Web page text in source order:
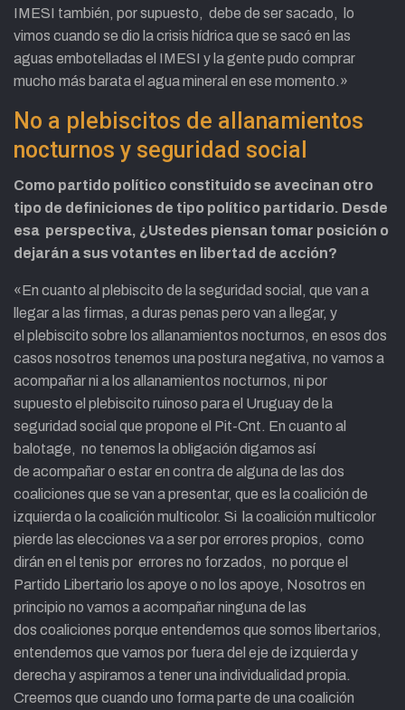
IMESI también, por supuesto, debe de ser sacado, lo
vimos cuando se dio la crisis hídrica que se sacó en las
aguas embotelladas el IMESI y la gente pudo comprar
mucho más barata el agua mineral en ese momento.»
No a plebiscitos de allanamientos
nocturnos y seguridad social
Como partido político constituido se avecinan otro
tipo de definiciones de tipo político partidario. Desde
esa perspectiva, ¿Ustedes piensan tomar posición o
dejarán a sus votantes en libertad de acción?
«En cuanto al plebiscito de la seguridad social, que van a
llegar a las firmas, a duras penas pero van a llegar, y
el plebiscito sobre los allanamientos nocturnos, en esos dos
casos nosotros tenemos una postura negativa, no vamos a
acompañar ni a los allanamientos nocturnos, ni por
supuesto el plebiscito ruinoso para el Uruguay de la
seguridad social que propone el Pit-Cnt. En cuanto al
balotage, no tenemos la obligación digamos así
de acompañar o estar en contra de alguna de las dos
coaliciones que se van a presentar, que es la coalición de
izquierda o la coalición multicolor. Si la coalición multicolor
pierde las elecciones va a ser por errores propios, como
dirán en el tenis por errores no forzados, no porque el
Partido Libertario los apoye o no los apoye, Nosotros en
principio no vamos a acompañar ninguna de las
dos coaliciones porque entendemos que somos libertarios,
entendemos que vamos por fuera del eje de izquierda y
derecha y aspiramos a tener una individualidad propia.
Creemos que cuando uno forma parte de una coalición